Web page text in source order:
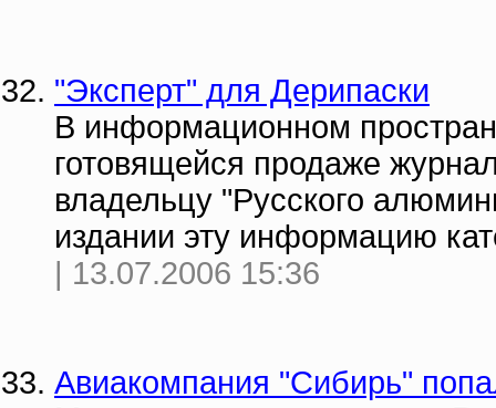
"Эксперт" для Дерипаски
В информационном
готовящейся продаже
владельцу "Русского
издании эту информацию
| 13.07.2006 15:36
Авиакомпания "Сибирь"